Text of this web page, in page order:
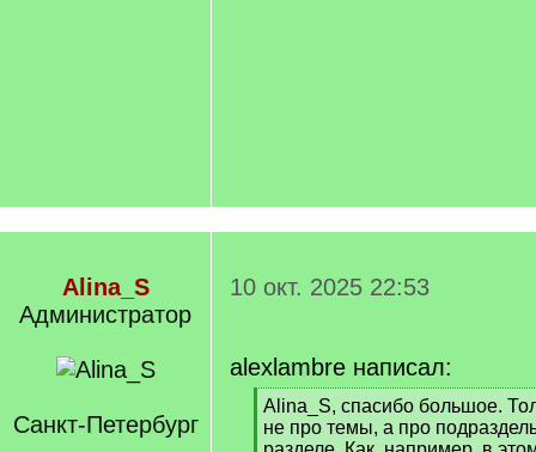
Alina_S
Администратор
Санкт-Петербург
10 окт. 2025 22:53
alexlambre написал:
[
q
]
Alina_S, спасибо большое.
не про темы, а про